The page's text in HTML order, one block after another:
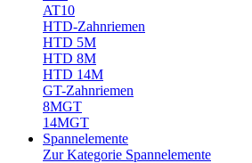
AT10
HTD-Zahnriemen
HTD 5M
HTD 8M
HTD 14M
GT-Zahnriemen
8MGT
14MGT
Spannelemente
Zur Kategorie Spannelemente